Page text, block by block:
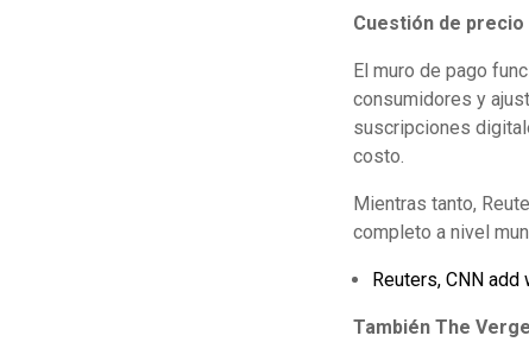
Cuestión de precio
El muro de pago
consumidores y
suscripciones
costo.
Mientras tanto,
completo a nivel
Reuters, CNN
También The Verge